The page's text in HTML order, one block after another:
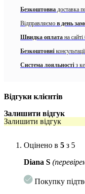
формула без
кристалики
та посилюють
набряків;
олія Ши
глибоко живить
аромат квітів,
покращують
Безкоштовна доставка
Відправляємо в день
Швидка оплата на сайті
Безкоштовні
Система лояльності з
Відгуки клієнтів
Залишити відгук
Залишити відгук
Оцінено в 5 з 5
Diana S
Покупку